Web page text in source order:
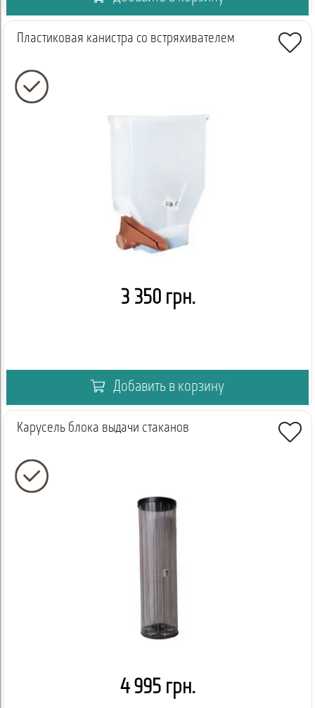
Пластиковая канистра со встряхивателем
3 350 грн.
Добавить в корзину
Карусель блока выдачи стаканов
4 995 грн.